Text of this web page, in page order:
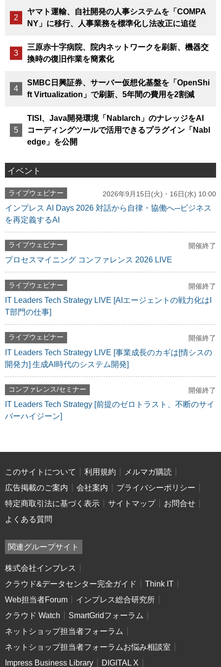
ヤマト運輸、自社開発の人事システムを「COMPA
NY」に移行、人事業務を標準化し法改正に追従
三原赤十字病院、院内ネットワークを刷新、機器交
換時の復旧作業を簡素化
SMBC日興証券、サーバー仮想化基盤を「OpenShi
ft Virtualization」で刷新、5年間の費用を2割減
TISI、Java開発環境「Nablarch」のナレッジをAI
コーディングツールで活用できるプラグイン「Nabl
edge」を公開
イベント
ライブウェビナー 2026年9月15日(火)・16日(水) 10:00
インプレス AI Days 2026 対話から自律・協働へ─ビジネス
を再定義するAI
ライブウェビナー 開催終了
プロセスマイニング コンファレンス 2026 LIVE
ライブウェビナー 開催終了
IT Leaders Tech Strategy LIVE [AIエージェントの戦力化はI
T部門の仕事]
ライブウェビナー 開催終了
IT Leaders Tech Strategy LIVE [事業成長のカギは[情シスの
開発力] 生成AI時代のシステム開発]
コンファレンス/セミナー 開催終了
IT Leaders Tech Strategy [前提のゼロトラスト、不断のサイ
バーハイジーン]
このサイトについて 利用規約
メルマガ購読
広告掲載のご案内
会社案内
プライバシーポリシー
特定商取引法に基づく表示
サイトマップ
お問合せ
よくある質問
関連グループサイト
株式会社インプレス
クラウド&データセンター完全ガイド
Think IT
Web担当者Forum
インプレス総合研究所
クラウド Watch
SmartGridフォーラム
ネットショップ担当者フォーラム
ネットショップ担当者フォーラムお悩み相談室
Impress Business Library
DIGITAL X